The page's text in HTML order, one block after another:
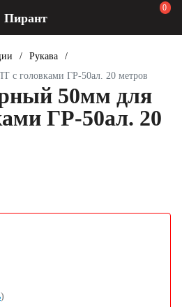
Пирант
0
/ Рукава
/
с головками ГР-50ал. 20 метров
50мм для
ГР-50ал. 20
)